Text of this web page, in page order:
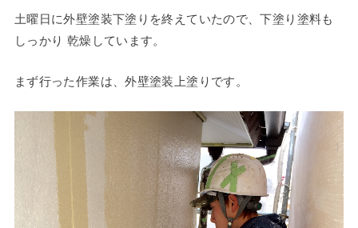
土曜日に外壁塗装下塗りを終えていたので、下塗り塗料も
しっかり 乾燥しています。
まず行った作業は、外壁塗装上塗りです。